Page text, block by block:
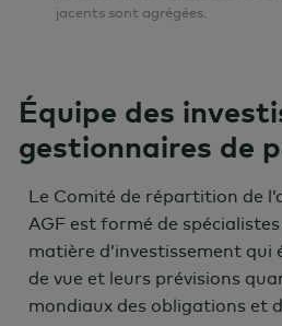
jacents sont agrégées.
Équipe des
gestionnaires de
Le Comité de répartition de
AGF est formé de
matière d’investissement
de vue et leurs prévisions
mondiaux des obligations et